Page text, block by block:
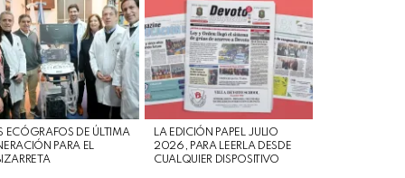
ECÓGRAFOS DE ÚLTIMA
PARA EL
LA EDICIÓN PAPEL JULIO
2026, PARA LEERLA DESDE
CUALQUIER DISPOSITIVO